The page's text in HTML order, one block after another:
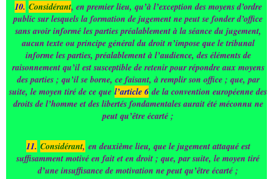
10. Considérant, en premier lieu, qu’à l’exception des moyens d’ordre
public sur lesquels la formation de jugement ne peut se fonder d’office
sans avoir informé les parties préalablement à la séance du jugement,
aucun texte ou principe général du droit n’impose que le tribunal
informe les parties, préalablement à l’audience, des éléments de
raisonnement qu’il est susceptible de retenir pour répondre aux moyens
des parties ; qu’il se borne, ce faisant, à remplir son office ; que, par
suite, le moyen tiré de ce que l’article 6 de la convention européenne des
droits de l’homme et des libertés fondamentales aurait été méconnu ne
peut qu’être écarté ;
11. Considérant, en deuxième lieu, que le jugement attaqué est
suffisamment motivé en fait et en droit ; que, par suite, le moyen tiré
d’une insuffisance de motivation ne peut qu’être écarté ;